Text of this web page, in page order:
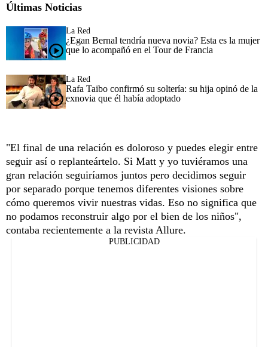
Últimas Noticias
La Red
¿Egan Bernal tendría nueva novia? Esta es la mujer
que lo acompañó en el Tour de Francia
La Red
Rafa Taibo confirmó su soltería: su hija opinó de la
exnovia que él había adoptado
"El final de una relación es doloroso y puedes elegir entre
seguir así o replanteártelo. Si Matt y yo tuviéramos una
gran relación seguiríamos juntos pero decidimos seguir
por separado porque tenemos diferentes visiones sobre
cómo queremos vivir nuestras vidas. Eso no significa que
no podamos reconstruir algo por el bien de los niños",
contaba recientemente a la revista Allure.
PUBLICIDAD